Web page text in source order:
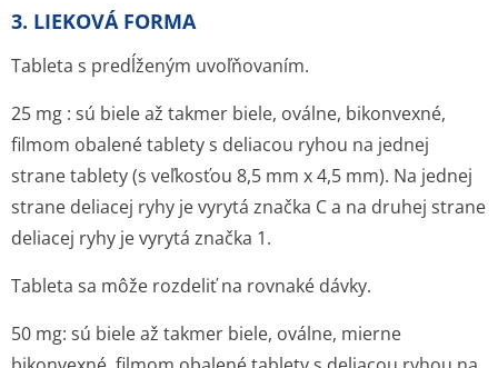
3. LIEKOVÁ FORMA
Tableta s predĺženým uvoľňovaním.
25 mg : sú biele až takmer biele, oválne, bikonvexné,
filmom obalené tablety s deliacou ryhou na jednej
strane tablety (s veľkosťou 8,5 mm x 4,5 mm). Na jednej
strane deliacej ryhy je vyrytá značka C a na druhej strane
deliacej ryhy je vyrytá značka 1.
Tableta sa môže rozdeliť na rovnaké dávky.
50 mg: sú biele až takmer biele, oválne, mierne